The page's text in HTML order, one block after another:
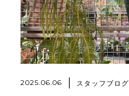
2025.06.06 スタッフブログ